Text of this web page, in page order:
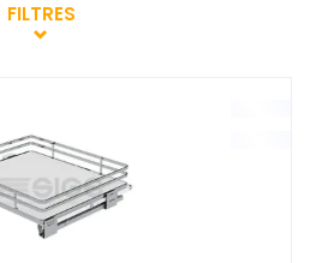
FILTRES